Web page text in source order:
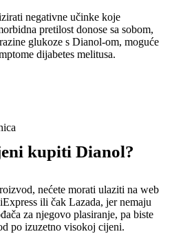
negativne učinke koje
pretilost donose sa sobom,
glukoze s Dianol-om, moguće
dijabetes melitusa.
kupiti Dianol?
nećete morati ulaziti na web
ili čak Lazada, jer nemaju
za njegovo plasiranje, pa biste
po izuzetno visokoj cijeni.